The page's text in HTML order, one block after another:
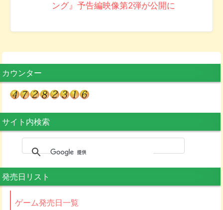
ング』予告編映像第2弾が公開に
カウンター
サイト内検索
発売日リスト
ゲーム発売日一覧